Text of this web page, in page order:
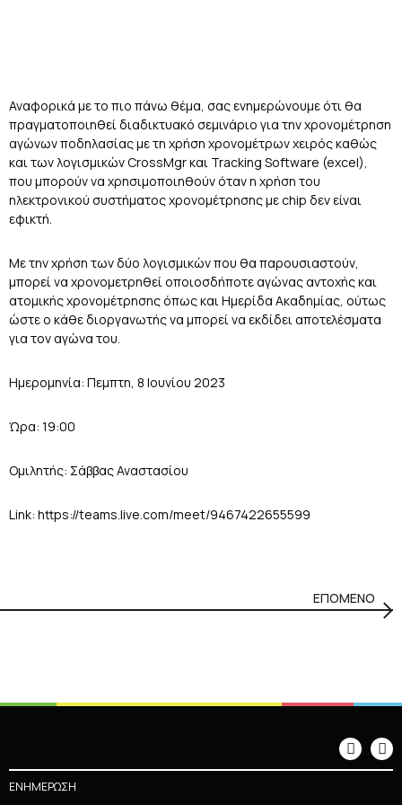
Αναφορικά με το πιο πάνω θέμα, σας ενημερώνουμε ότι θα
πραγματοποιηθεί διαδικτυακό σεμινάριο για την χρονομέτρηση
αγώνων ποδηλασίας με τη χρήση χρονομέτρων χειρός καθώς
και των λογισμικών CrossMgr και Tracking Software (excel),
που μπορούν να χρησιμοποιηθούν όταν η χρήση του
ηλεκτρονικού συστήματος χρονομέτρησης με chip δεν είναι
εφικτή.
Με την χρήση των δύο λογισμικών που θα παρουσιαστούν,
μπορεί να χρονομετρηθεί οποιοσδήποτε αγώνας αντοχής και
ατομικής χρονομέτρησης όπως και Ημερίδα Ακαδημίας, ούτως
ώστε ο κάθε διοργανωτής να μπορεί να εκδίδει αποτελέσματα
για τον αγώνα του.
Ημερομηνία: Πεμπτη, 8 Ιουνίου 2023
Ώρα: 19:00
Ομιλητής: Σάββας Αναστασίου
Link: https://teams.live.com/meet/9467422655599
ΕΠΟΜΕΝΟ
ΕΝΗΜΕΡΩΣΗ